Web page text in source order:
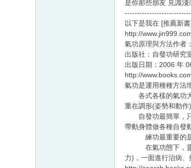
是你那些朋友 見識淺
以下是我在 [推薦新
http://
氣功原理與方法作者
出版社：自發功研究
出版日期：2006 年
http://
氣功是運用種種方法
各式各樣的氣功大
重在調形(姿勢和動
自發功最簡單，只
帶動身體做各種自發
練功最重要的是進
在氣功態下，靈的
力)，一面進行治病、